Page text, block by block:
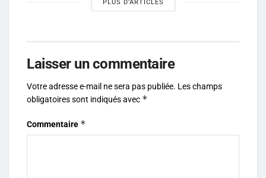
PLUS D'ARTICLES
Laisser un commentaire
Votre adresse e-mail ne sera pas publiée. Les champs
obligatoires sont indiqués avec *
Commentaire *